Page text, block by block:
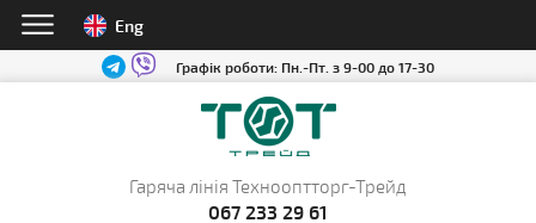
Eng
Графік роботи: Пн.-Пт. з 9-00 до 17-30
Гаряча лінія Технооптторг-Трейд
067 233 29 61